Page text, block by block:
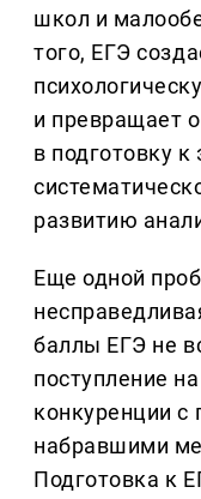
школ и
того, ЕГЭ
и превращает
в подготовку к
развитию
Еще одной
баллы ЕГЭ не
поступление
конкуренции с
набравшими
Подготовка к